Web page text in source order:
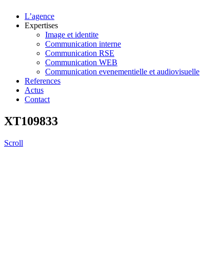
L’agence
Expertises
Image et identite
Communication interne
Communication RSE
Communication WEB
Communication evenementielle et audiovisuelle
References
Actus
Contact
XT109833
Scroll